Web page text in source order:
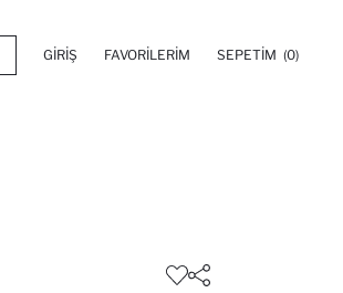
GIRIŞ FAVORILERIM SEPETIM (0)